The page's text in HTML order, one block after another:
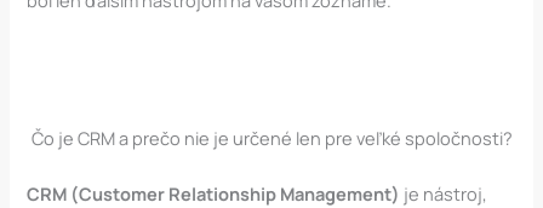
Čo je CRM a prečo nie je určené len pre veľké spoločnosti?
CRM (Customer Relationship Management) je nástroj,